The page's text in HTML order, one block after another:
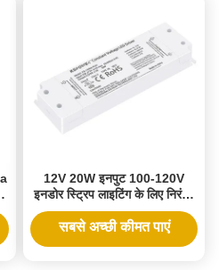
12V 20W इनपुट 100-120V
इनडोर स्ट्रिप लाइटिंग के लिए निरंतर
वोल्टेज IP20 LED पावर सप्लाई
ड्राइवर असाधारण दक्षता
सबसे अच्छी कीमत पाएं